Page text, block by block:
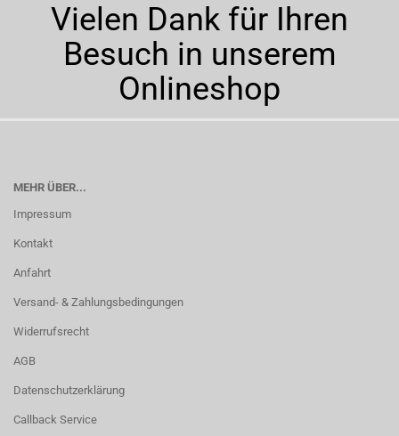
Vielen Dank für Ihren
Besuch in unserem
Onlineshop
MEHR ÜBER...
Impressum
Kontakt
Anfahrt
Versand- & Zahlungsbedingungen
Widerrufsrecht
AGB
Datenschutzerklärung
Callback Service